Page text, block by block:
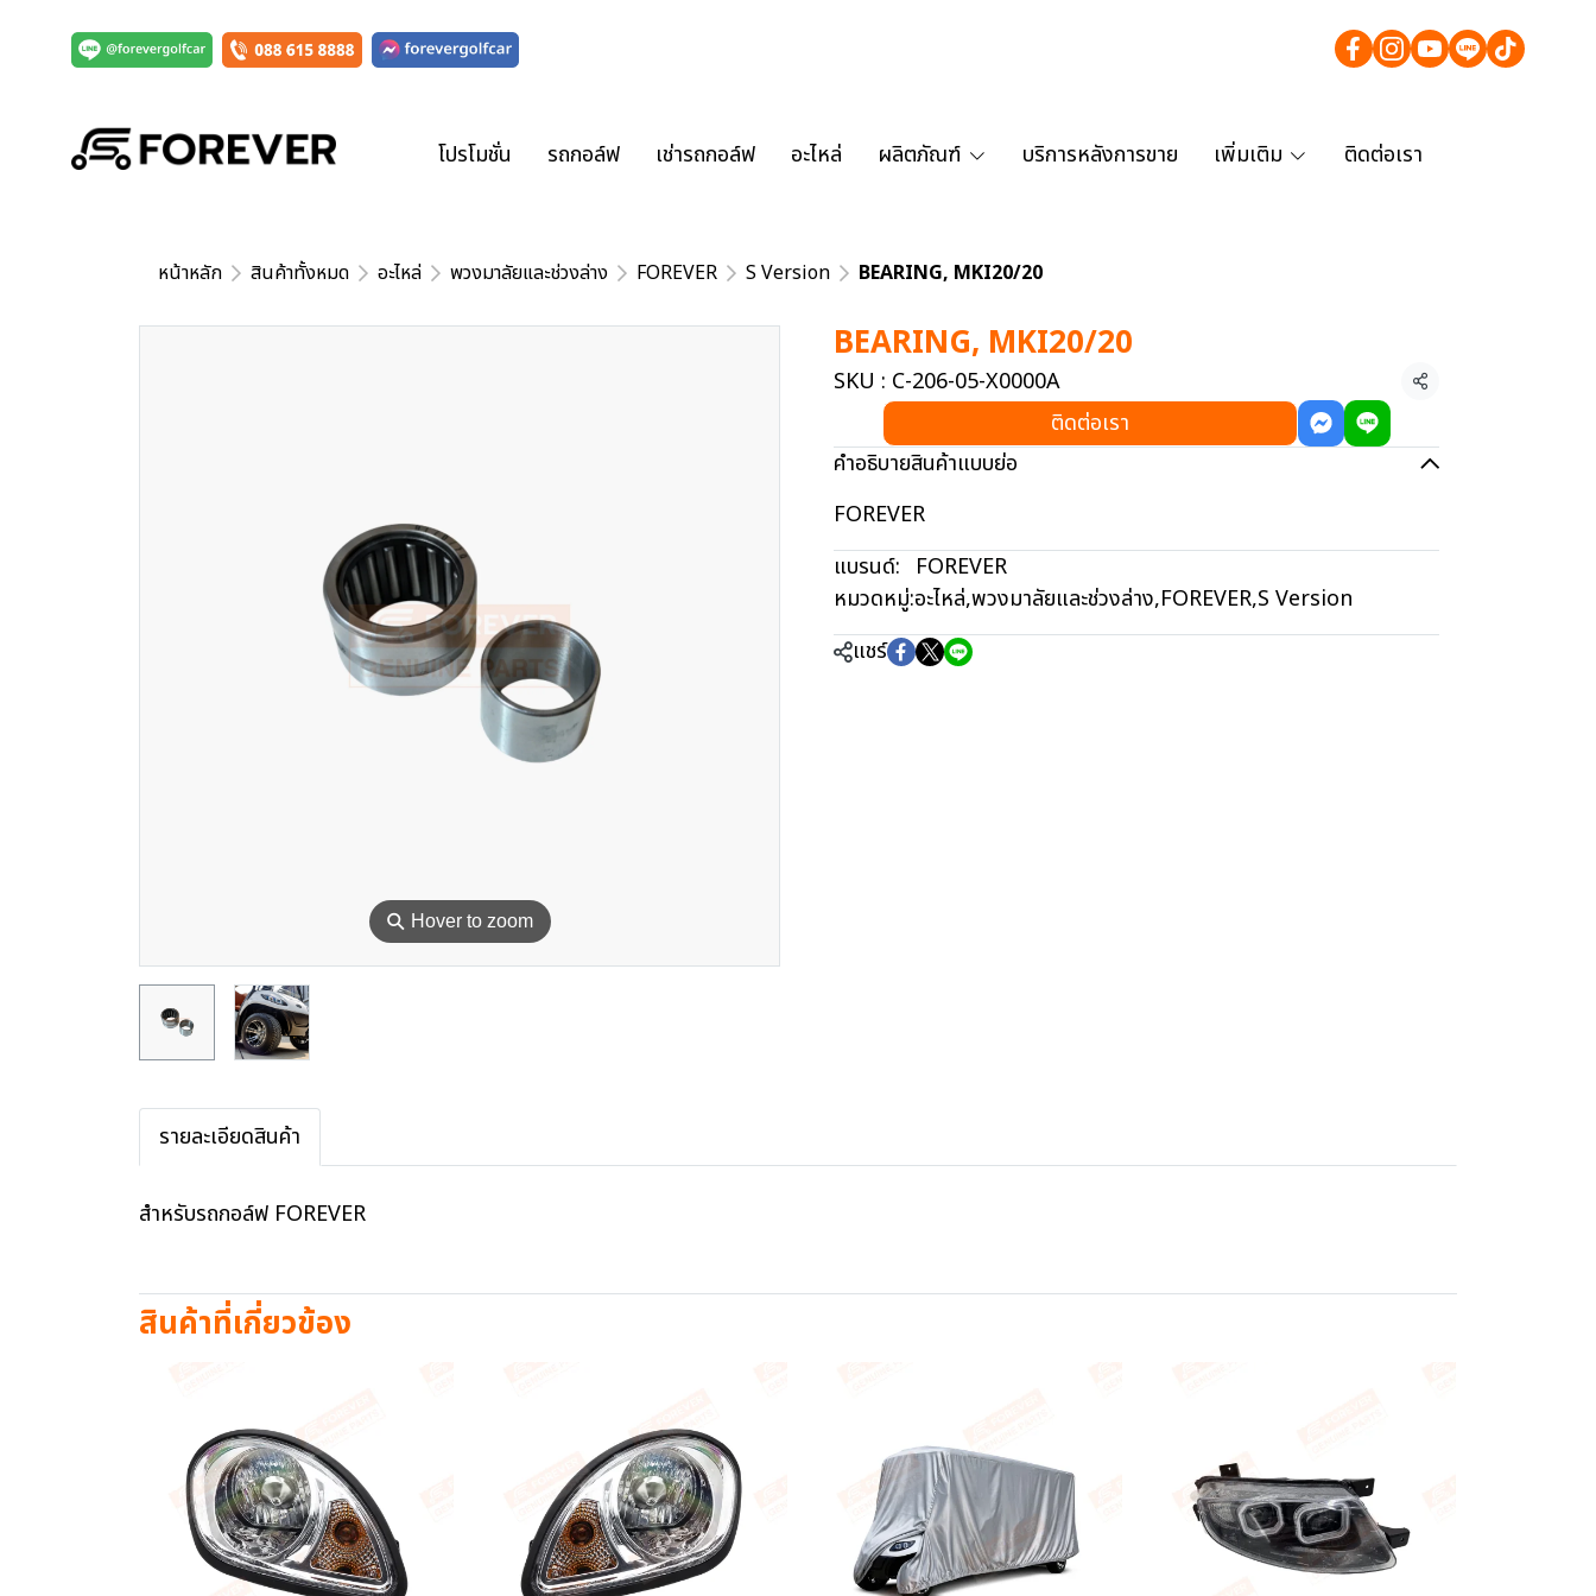
โปรโมชั่น รถกอล์ฟ เช่ารถกอล์ฟ อะไหล่ ผลิตภัณฑ์ บริการหลังการขาย เพิ่มเติม ติดต่อเรา
หน้าหลัก สินค้าทั้งหมด อะไหล่ พวงมาลัยและช่วงล่าง FOREVER S Version BEARING, MKI20/20
⚲ Hover to zoom
BEARING, MKI20/20
SKU : C-206-05-X0000A
แชร์
ติดต่อเรา
คำอธิบายสินค้าแบบย่อ
FOREVER
แบรนด์: FOREVER
หมวดหมู่:อะไหล่,พวงมาลัยและช่วงล่าง,FOREVER,S Version
แชร์
รายละเอียดสินค้า
สำหรับรถกอล์ฟ FOREVER
สินค้าที่เกี่ยวข้อง